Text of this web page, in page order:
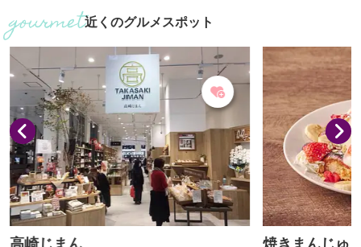
胡碑に隣接する多胡碑記念館では、古代
多胡郡をしのばせる考古資料や、上野三
碑のレプリカ（複製品）、多胡碑の碑文
の書風にかかわる中国の刻石の拓本など
を展示しています。周囲は緑あふれる吉
井いしぶみの里公園として人々の憩いの
場にもなっています。
近くのグルメスポット